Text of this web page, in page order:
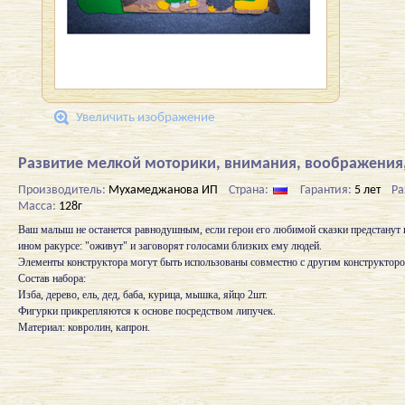
Увеличить изображение
Развитие мелкой моторики, внимания,
Производитель: Мухамеджанова ИП Страна: Гарантия: 5 лет
Масса: 128г
Ваш малыш не останется равнодушным, если герои его любимой сказки предстанут
ином ракурсе: "оживут" и заговорят голосами близких ему людей.
Элементы конструктора могут быть использованы совместно с другим
Состав набора:
Изба, дерево, ель, дед, баба, курица, мышка, яйцо 2шт.
Фигурки прикрепляются к основе посредством липучек.
Материал: ковролин, капрон.